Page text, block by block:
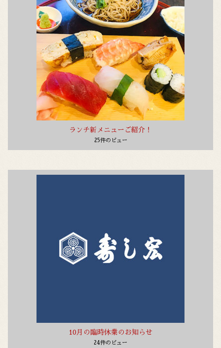
ランチ新メニューご紹介！
25件のビュー
10月の臨時休業のお知らせ
24件のビュー